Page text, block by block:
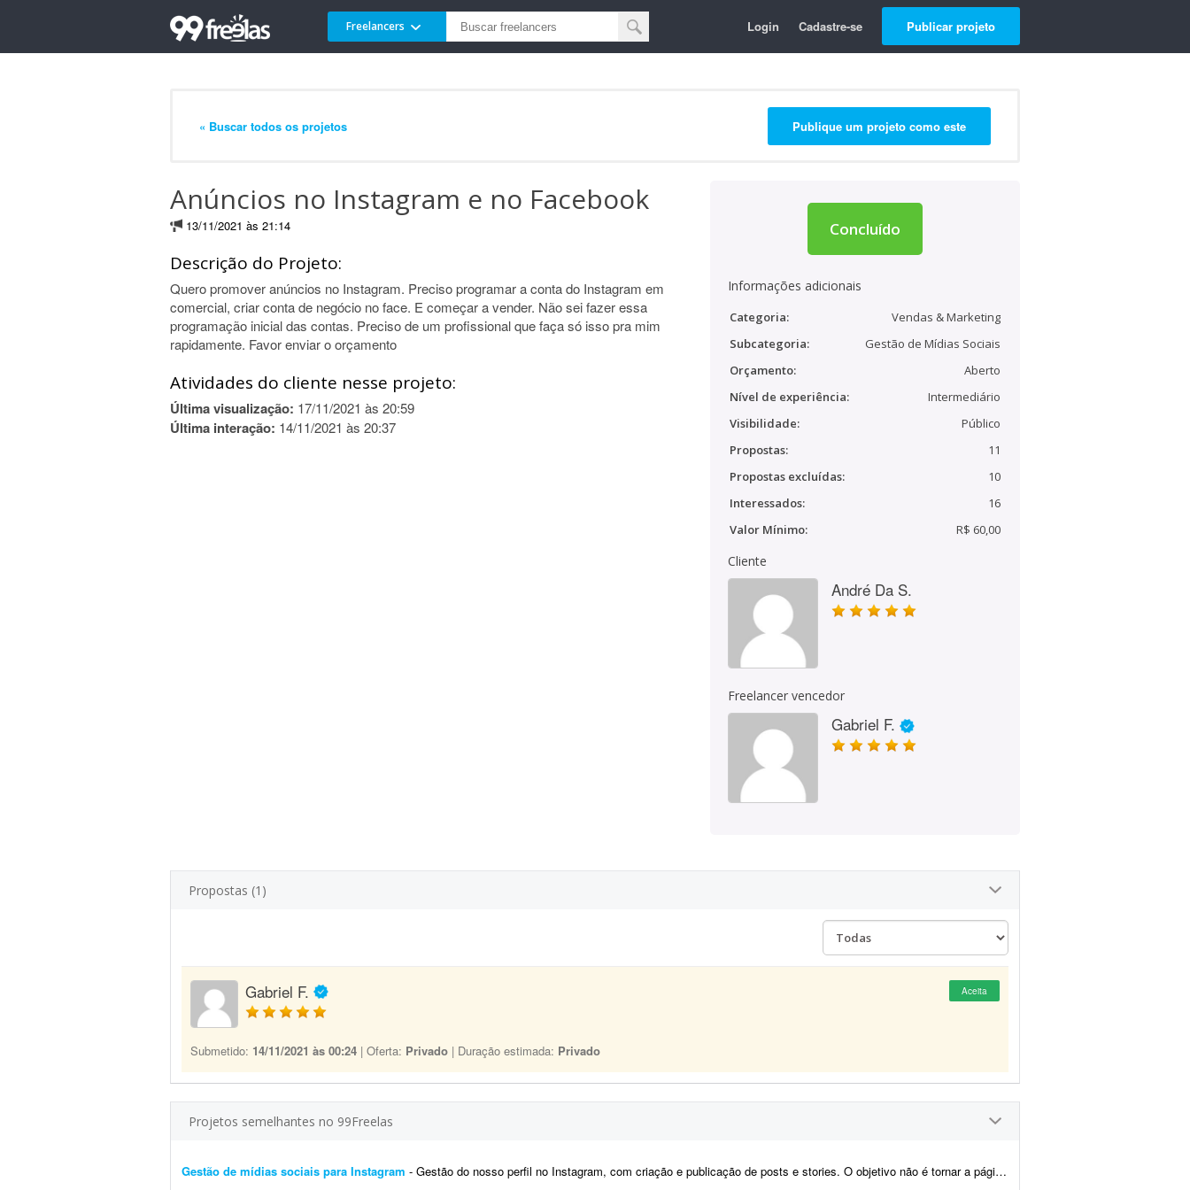
Freelancers Login Cadastre-se Publicar projeto
« Buscar todos os projetos Publique um projeto como este
Anúncios no Instagram e no Facebook
13/11/2021 às 21:14
Descrição do Projeto:
Quero promover anúncios no Instagram. Preciso programar a conta do Instagram em
comercial, criar conta de negócio no face. E começar a vender. Não sei fazer essa
programação inicial das contas. Preciso de um profissional que faça só isso pra mim
rapidamente. Favor enviar o orçamento
Atividades do cliente nesse projeto:
Última visualização: 17/11/2021 às 20:59
Última interação: 14/11/2021 às 20:37
Concluído
Informações adicionais
Categoria:
Vendas & Marketing
Subcategoria:
Gestão de Mídias Sociais
Orçamento:
Aberto
Nível de experiência:
Intermediário
Visibilidade:
Público
Propostas:
11
Propostas excluídas:
10
Interessados:
16
Valor Mínimo:
R$ 60,00
Cliente
André Da S.
Freelancer vencedor
Gabriel F.
Propostas (1)
Gabriel F. Aceita
Submetido: 14/11/2021 às 00:24 | Oferta: Privado | Duração estimada: Privado
Projetos semelhantes no 99Freelas
Gestão de mídias sociais para Instagram - Gestão do nosso perfil no Instagram, com criação e publicação de posts e stories. O objetivo não é tornar a página de ponta, mas marcar pres...